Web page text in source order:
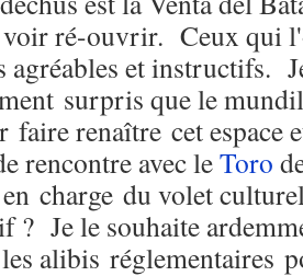
voir ré-ouvrir. Ceux qui
agréables et instructifs.
surpris que le
faire renaître cet espace
rencontre avec leToro
charge du volet
? Je le souhaite
alibis réglementaires